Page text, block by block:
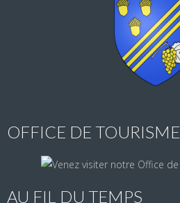
OFFICE DE TOURISME
AU FIL DU TEMPS